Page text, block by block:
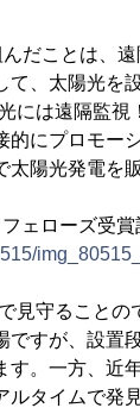
だことは、
て、太陽光
には遠隔監視
的にプロモー
陽光発電を
ェローズ受
見守ることの
ですが、設置
す。一方、近
ルタイムで